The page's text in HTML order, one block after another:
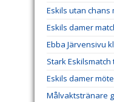
Eskils utan
Eskils damer
Ebba Järvensivu
Stark
Eskils damer
Målvaktstränare